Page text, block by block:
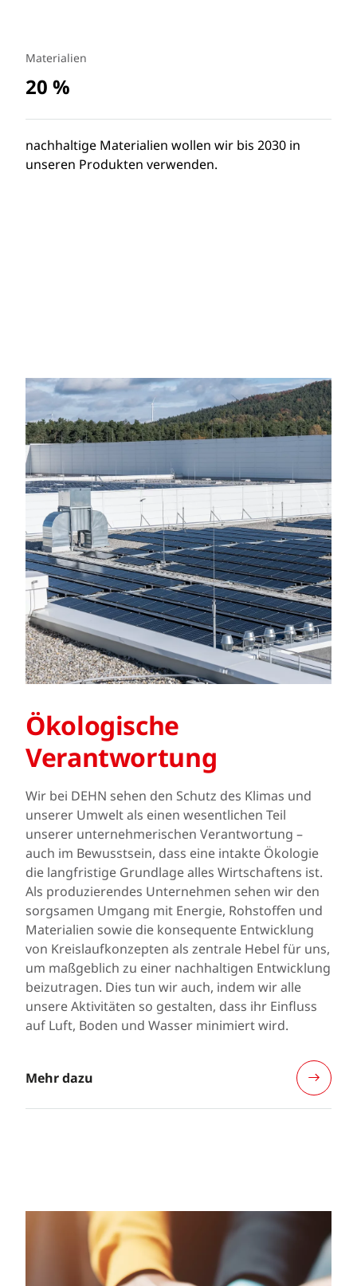
Materialien
20 %
nachhaltige Materialien wollen wir bis 2030 in
unseren Produkten verwenden.
Ökologische
Verantwortung
Wir bei DEHN sehen den Schutz des Klimas und
unserer Umwelt als einen wesentlichen Teil
unserer unternehmerischen Verantwortung –
auch im Bewusstsein, dass eine intakte Ökologie
die langfristige Grundlage alles Wirtschaftens ist.
Als produzierendes Unternehmen sehen wir den
sorgsamen Umgang mit Energie, Rohstoffen und
Materialien sowie die konsequente Entwicklung
von Kreislaufkonzepten als zentrale Hebel für uns,
um maßgeblich zu einer nachhaltigen Entwicklung
beizutragen. Dies tun wir auch, indem wir alle
unsere Aktivitäten so gestalten, dass ihr Einfluss
auf Luft, Boden und Wasser minimiert wird.
Mehr dazu